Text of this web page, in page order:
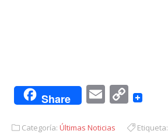
Share EmailCopy
Categoría: Últimas Noticias Etiqueta: